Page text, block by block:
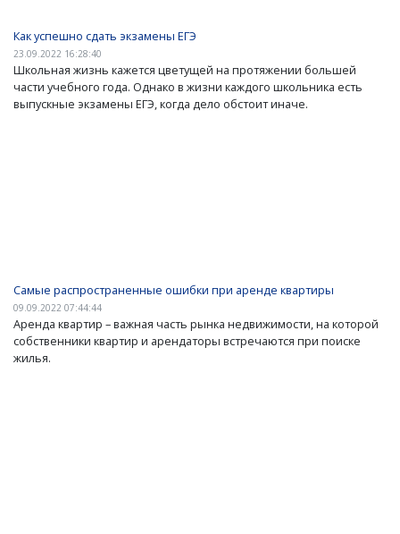
Как успешно сдать экзамены ЕГЭ
23.09.2022 16:28:40
Школьная жизнь кажется цветущей на протяжении большей
части учебного года. Однако в жизни каждого школьника есть
выпускные экзамены ЕГЭ, когда дело обстоит иначе.
Самые распространенные ошибки при аренде квартиры
09.09.2022 07:44:44
Аренда квартир – важная часть рынка недвижимости, на которой
собственники квартир и арендаторы встречаются при поиске
жилья.